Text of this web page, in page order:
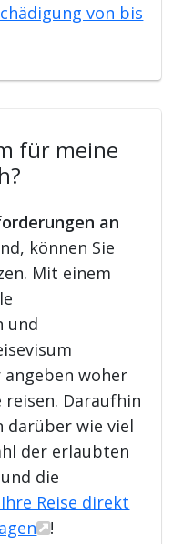
von bis
für meine
an
können Sie
Mit einem
und
angeben woher
reisen. Daraufhin
darüber wie viel
der erlaubten
die
Reise direkt
!